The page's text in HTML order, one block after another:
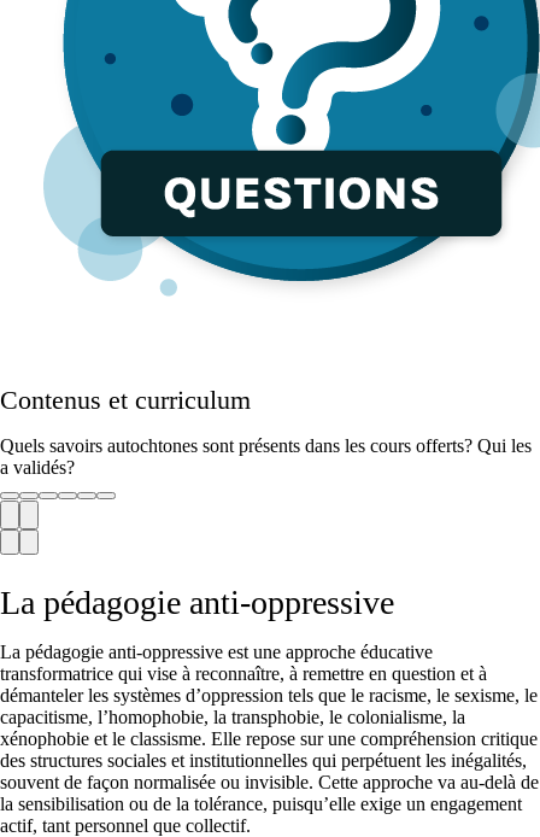
Contenus et curriculum
Quels savoirs autochtones sont présents dans les cours offerts? Qui les
a validés?
La pédagogie anti-oppressive
La pédagogie anti-oppressive est une approche éducative
transformatrice qui vise à reconnaître, à remettre en question et à
démanteler les systèmes d’oppression tels que le racisme, le sexisme, le
capacitisme, l’homophobie, la transphobie, le colonialisme, la
xénophobie et le classisme. Elle repose sur une compréhension critique
des structures sociales et institutionnelles qui perpétuent les inégalités,
souvent de façon normalisée ou invisible. Cette approche va au-delà de
la sensibilisation ou de la tolérance, puisqu’elle exige un engagement
actif, tant personnel que collectif.